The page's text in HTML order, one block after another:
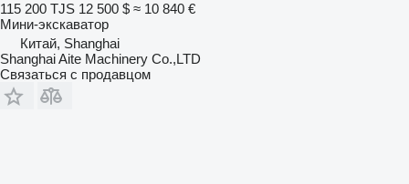
115 200 TJS 12 500 $ ≈ 10 840 €
Мини-экскаватор
Китай, Shanghai
Shanghai Aite Machinery Co.,LTD
Связаться с продавцом